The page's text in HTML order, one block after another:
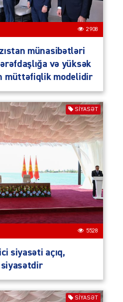
2908
münasibətləri
və yüksək
müttəfiqlik modelidir
SIYASƏT
5528
siyasəti açıq,
siyasətdir
SIYASƏT